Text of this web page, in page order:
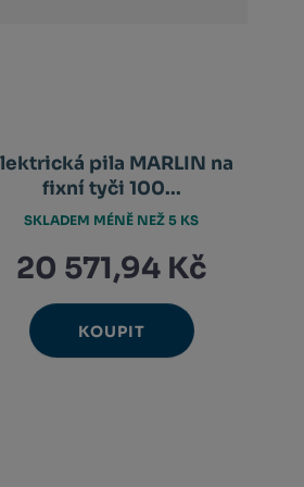
pila MARLIN na
fixní tyči 100...
20 571,94 Kč
Změnit
Navýšit
množství
Snížit
Ks
KOUPIT
SKLADEM MÉNĚ NEŽ 5 KS